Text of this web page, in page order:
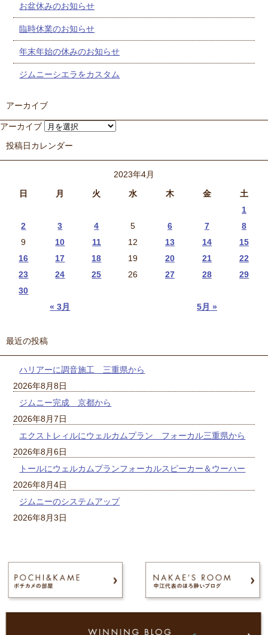
お盆休みのお知らせ
臨時休業のお知らせ
年末年始の休みのお知らせ
ジムニーシエラをカスタム
アーカイブ
アーカイブ
投稿日カレンダー
2023年4月
日
月 火 水 木 金 土
« 3月 5月 »
1
2
3 4 5 6 7
8
9
10 11 12 13 14
15
16
17 18 19 20 21
22
23
24 25 26 27 28
29
30
最近の投稿
ハリアーに調音施工 三重県から
2026年8月8日
ジムニー完成 京都から
2026年8月7日
エクストレィルにウェルカムプラン フォーカル三重県から
2026年8月6日
トールにウェルカムプランフォーカルスピーカー＆ウーハー
2026年8月4日
ジムニーのシステムアップ
2026年8月3日